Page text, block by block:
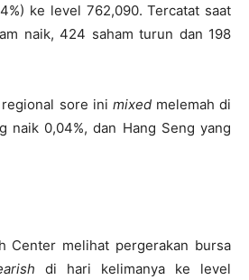
ke level 762,090. Tercatat saat
naik, 424 saham turun dan 198
sore ini mixedmelemah di
naik 0,04%, dan Hang Seng yang
Center melihat pergerakan bursa
di hari kelimanya ke level